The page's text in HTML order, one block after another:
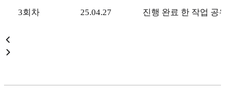
3회차
25.04.27 진행 완료 한 작업 공